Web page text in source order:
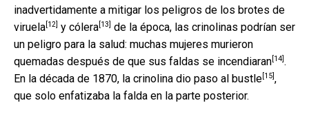
inadvertidamente a mitigar los peligros de los brotes de
viruela [12] y cólera [13]
de la época, las crinolinas podrían ser
un peligro para la salud: muchas mujeres murieron
quemadas después de que sus faldas se incendiaran [14] .
En la década de 1870, la crinolina dio paso al bustle [15] ,
que solo enfatizaba la falda en la parte posterior.